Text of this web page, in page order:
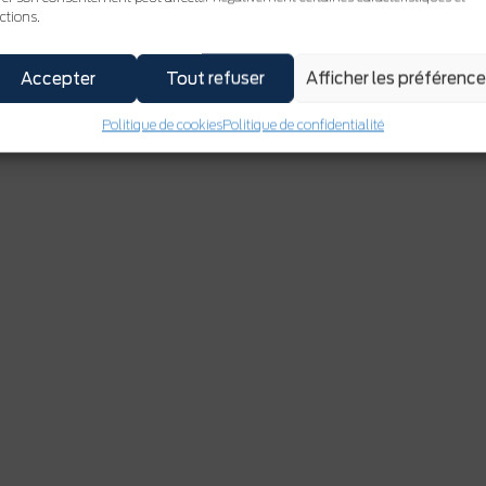
Accepter Tout refuser Afficher les
Politique de cookiesPolitique de confidentialité